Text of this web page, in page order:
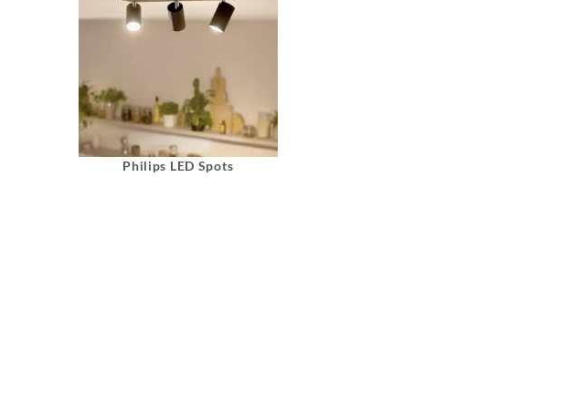
Philips LED Spots